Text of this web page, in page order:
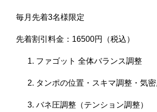
毎月先着3名様限定
先着割引料金：16500円（税込）
ファゴット 全体バランス調整
タンポの位置・スキマ調整・気
バネ圧調整（テンション調整）